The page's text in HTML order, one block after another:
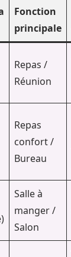
Fonction
principale
Repas /
Réunion
Repas
confort /
Bureau
Salle à
manger /
Salon